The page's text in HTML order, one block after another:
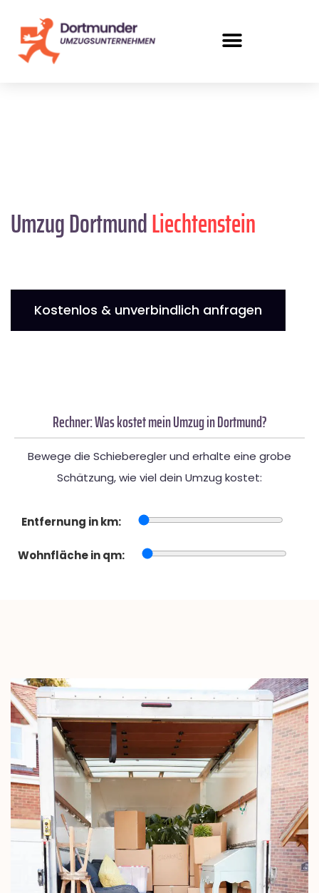
Umzug DortmundLiechtenstein
Kostenlos & unverbindlich anfragen
Rechner: Was kostet mein Umzug in Dortmund?
Bewege die Schieberegler und erhalte eine grobe
Schätzung, wie viel dein Umzug kostet:
Entfernung in km:
Wohnfläche in qm: